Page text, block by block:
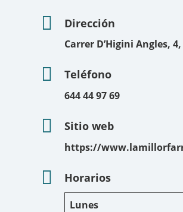
Dirección
Carrer D’Higini Angles,
Teléfono
644 44 97 69
Sitio web
https://
Horarios
Lunes